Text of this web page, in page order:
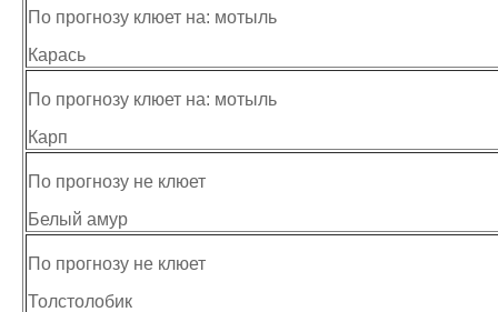
По прогнозу клюет на: мотыль
Карась
По прогнозу клюет на: мотыль
Карп
По прогнозу не клюет
Белый амур
По прогнозу не клюет
Толстолобик